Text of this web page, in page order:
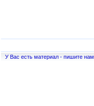
У Вас есть материал - пишите нам